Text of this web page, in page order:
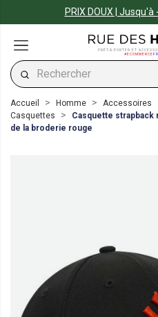
PRIX DOUX |
PRÊT-À-PORTER ET
#ECOMMERCE
Accueil Homme Accessoires
Casquettes
Casquette
de la broderie rouge